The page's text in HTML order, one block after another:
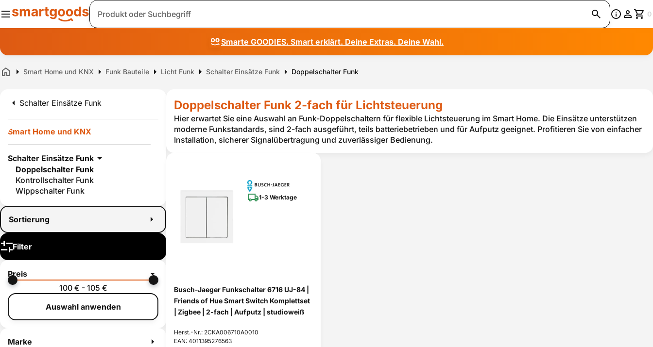
Suche 0
Smarte GOODIES. Smart erklärt. Deine Extras. Deine Wahl.
Home Smart Home und KNX Funk Bauteile Licht Funk Schalter Einsätze Funk Doppelschalter Funk
Schalter Einsätze Funk
Smart Home und KNX
Schalter Einsätze Funk
Doppelschalter Funk
Kontrollschalter Funk
Wippschalter Funk
Sortierung
Filter
Preis
100 € - 105 €
Auswahl anwenden
Marke
Doppelschalter Funk 2-fach für Lichtsteuerung
Hier erwartet Sie eine Auswahl an Funk-Doppelschaltern für flexible Lichtsteuerung im Smart Home. Die Einsätze unterstützen
moderne Funkstandards, sind 2-fach ausgeführt, teils batteriebetrieben und für Aufputz geeignet. Profitieren Sie von einfacher
Installation, sicherer Signalübertragung und zuverlässiger Bedienung.
1-3 Werktage
Busch-Jaeger Funkschalter 6716 UJ-84 |
Friends of Hue Smart Switch Komplettset
| Zigbee | 2-fach | Aufputz | studioweiß
Herst.-Nr.: 2CKA006710A0010
EAN: 4011395276563